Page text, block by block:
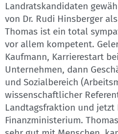
Landratskandidaten
von Dr. Rudi Hinsberger
Thomas ist ein total
vor allem kompetent.
Kaufmann, Karrierestart
Unternehmen, dann
und Sozialbereich
wissenschaftlicher
Landtagsfraktion und jetzt
Finanzministerium.